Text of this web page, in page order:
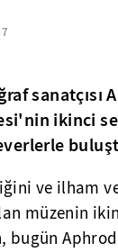
sanatçısı
ikinci
ve ilham
müzenin